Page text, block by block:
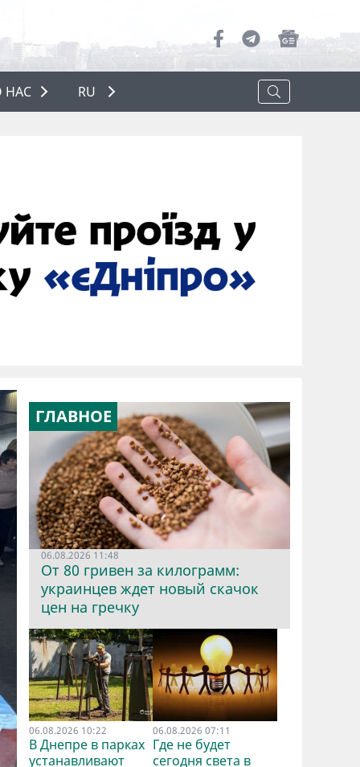
НАС
О НАС
RU
ГЛАВНОЕ
06.08.2026 11:48
От 80 гривен за килограмм:
украинцев ждет новый скачок
цен на гречку
06.08.2026 10:22
В Днепре в парках
устанавливают
06.08.2026 07:11
Где не будет
сегодня света в